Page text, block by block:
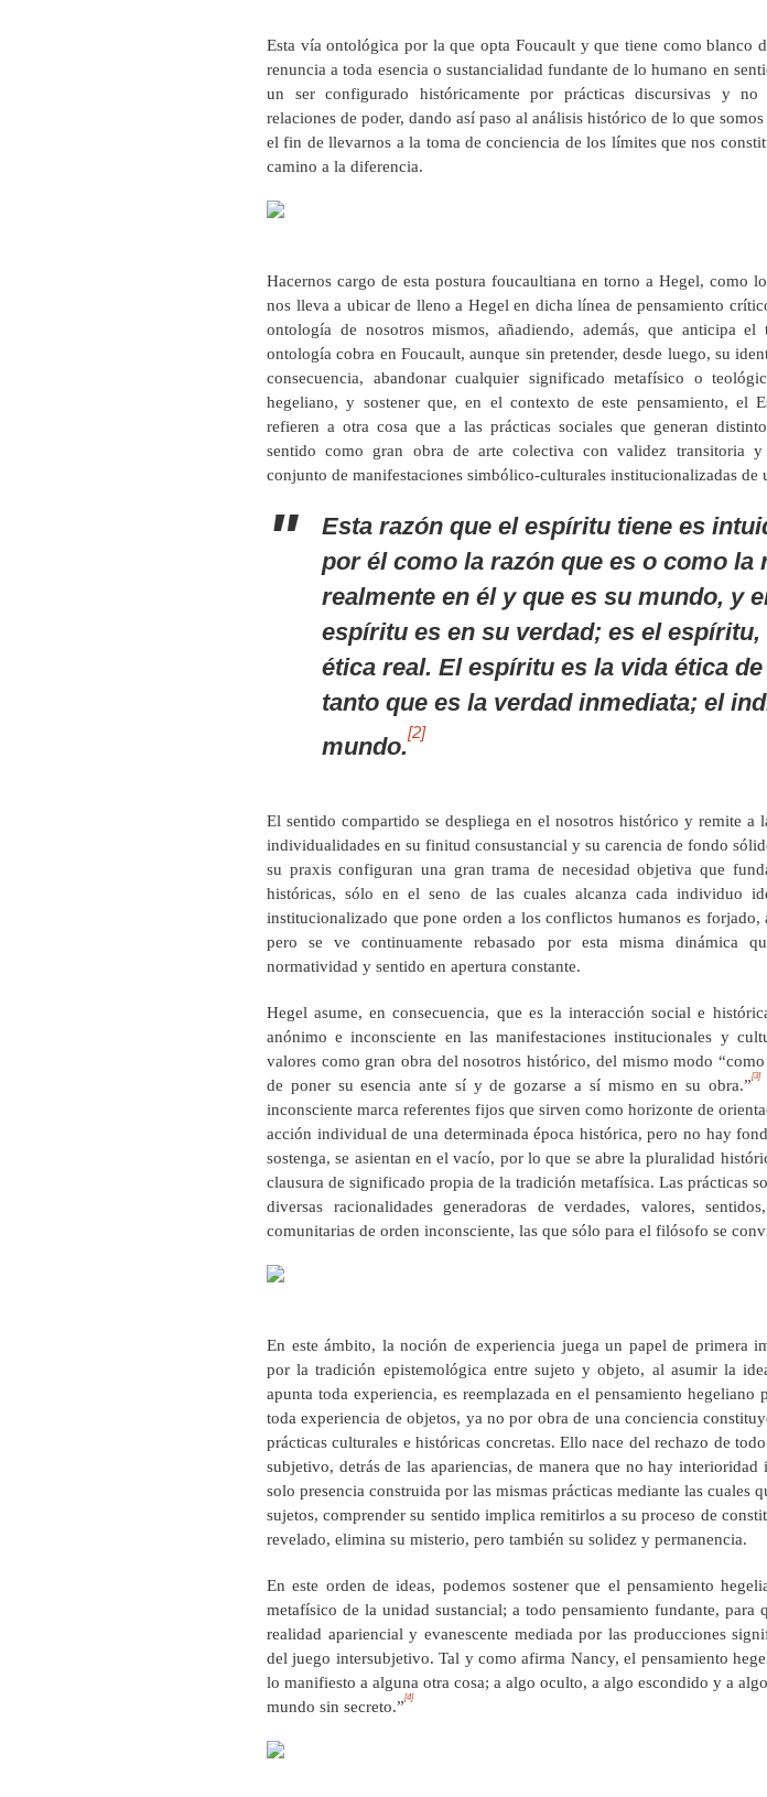
Esta vía ontológica por la que opta Foucault y que tiene como blanco
renuncia a toda esencia o sustancialidad fundante de lo humano en
un ser configurado históricamente por prácticas discursivas y no
relaciones de poder, dando así paso al análisis histórico de lo que
el fin de llevarnos a la toma de conciencia de los límites que nos
camino a la diferencia.
Hacernos cargo de esta postura foucaultiana en torno a Hegel, como
nos lleva a ubicar de lleno a Hegel en dicha línea de pensamiento
ontología de nosotros mismos, añadiendo, además, que anticipa el
ontología cobra en Foucault, aunque sin pretender, desde luego, su
consecuencia, abandonar cualquier significado metafísico o
hegeliano, y sostener que, en el contexto de este pensamiento, el
refieren a otra cosa que a las prácticas sociales que generan
sentido como gran obra de arte colectiva con validez transitoria y
conjunto de manifestaciones simbólico-culturales institucionalizadas
Esta razón que el espíritu tiene es
por él como la razón que es o como la
realmente en él y que es su mundo, y
espíritu es en su verdad; es el espíritu,
ética real. El espíritu es la vida ética
tanto que es la verdad inmediata; el
mundo.
[2]
El sentido compartido se despliega en el nosotros histórico y remite a
individualidades en su finitud consustancial y su carencia de fondo
su praxis configuran una gran trama de necesidad objetiva que
históricas, sólo en el seno de las cuales alcanza cada individuo
institucionalizado que pone orden a los conflictos humanos es forjado,
pero se ve continuamente rebasado por esta misma dinámica
normatividad y sentido en apertura constante.
Hegel asume, en consecuencia, que es la interacción social e
anónimo e inconsciente en las manifestaciones institucionales y
valores como gran obra del nosotros histórico, del mismo modo
de poner su esencia ante sí y de gozarse a sí mismo en su obra.”
[3]
inconsciente marca referentes fijos que sirven como horizonte de
acción individual de una determinada época histórica, pero no hay
sostenga, se asientan en el vacío, por lo que se abre la pluralidad
clausura de significado propia de la tradición metafísica. Las prácticas
diversas racionalidades generadoras de verdades, valores,
comunitarias de orden inconsciente, las que sólo para el filósofo se
En este ámbito, la noción de experiencia juega un papel de primera
por la tradición epistemológica entre sujeto y objeto, al asumir la
apunta toda experiencia, es reemplazada en el pensamiento hegeliano
toda experiencia de objetos, ya no por obra de una conciencia
prácticas culturales e históricas concretas. Ello nace del rechazo de
subjetivo, detrás de las apariencias, de manera que no hay
solo presencia construida por las mismas prácticas mediante las cuales
sujetos, comprender su sentido implica remitirlos a su proceso de
revelado, elimina su misterio, pero también su solidez y permanencia.
En este orden de ideas, podemos sostener que el pensamiento
metafísico de la unidad sustancial; a todo pensamiento fundante, para
realidad apariencial y evanescente mediada por las producciones
del juego intersubjetivo. Tal y como afirma Nancy, el pensamiento
lo manifiesto a alguna otra cosa; a algo oculto, a algo escondido y a
mundo sin secreto.”
[4]